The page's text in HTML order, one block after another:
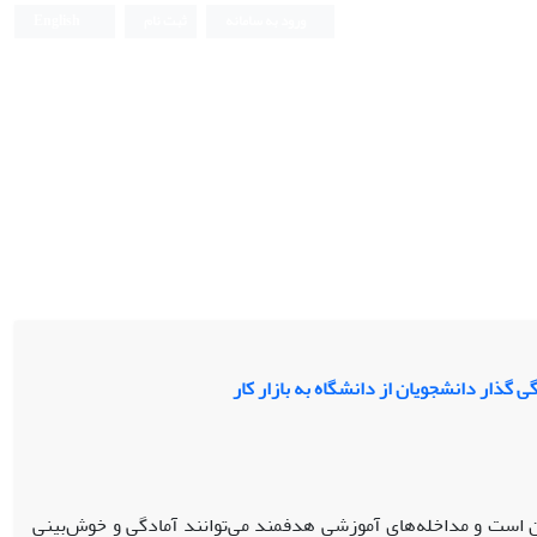
دانشجویان از دانشگاه به بازار کار
است و مداخله‌های آموزشی هدفمند می‌توانند آمادگی و خوش‌بینی